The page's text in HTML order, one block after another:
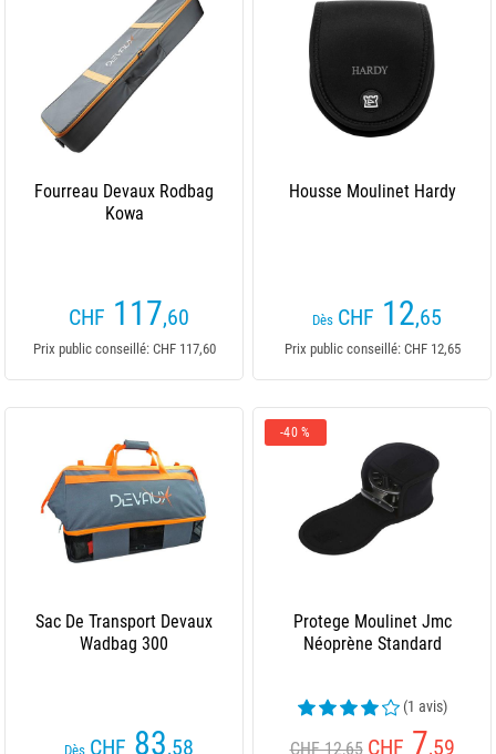
Fourreau Devaux Rodbag
Kowa
CHF 117,60
Prix public conseillé: CHF 117,60
Housse Moulinet Hardy
Dès CHF 12,65
Prix public conseillé: CHF 12,65
Sac De Transport Devaux
Wadbag 300
Dès CHF 83,58
-40 %
Protege Moulinet Jmc
Néoprène Standard
(1 avis)
CHF 12,65 CHF 7,59